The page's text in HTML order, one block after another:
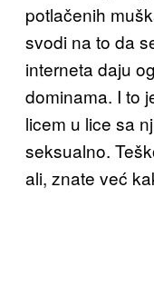
potlačenih
svodi na to da
interneta daju
dominama. I to
licem u lice sa
seksualno.
ali, znate već